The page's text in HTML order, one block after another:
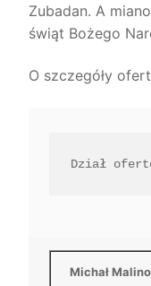
Zubadan. A
świąt Bożego
O szczegóły
Dział
Michał